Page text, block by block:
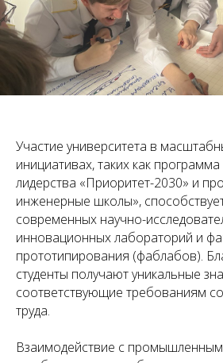
Участие университета в
инициативах, таких как
лидерства «Приоритет-2030» и
инженерные школы»,
современных научно-
инновационных лабораторий и
прототипирования (фаблабов).
студенты получают уникальные
соответствующие требованиям
труда.
Взаимодействие с